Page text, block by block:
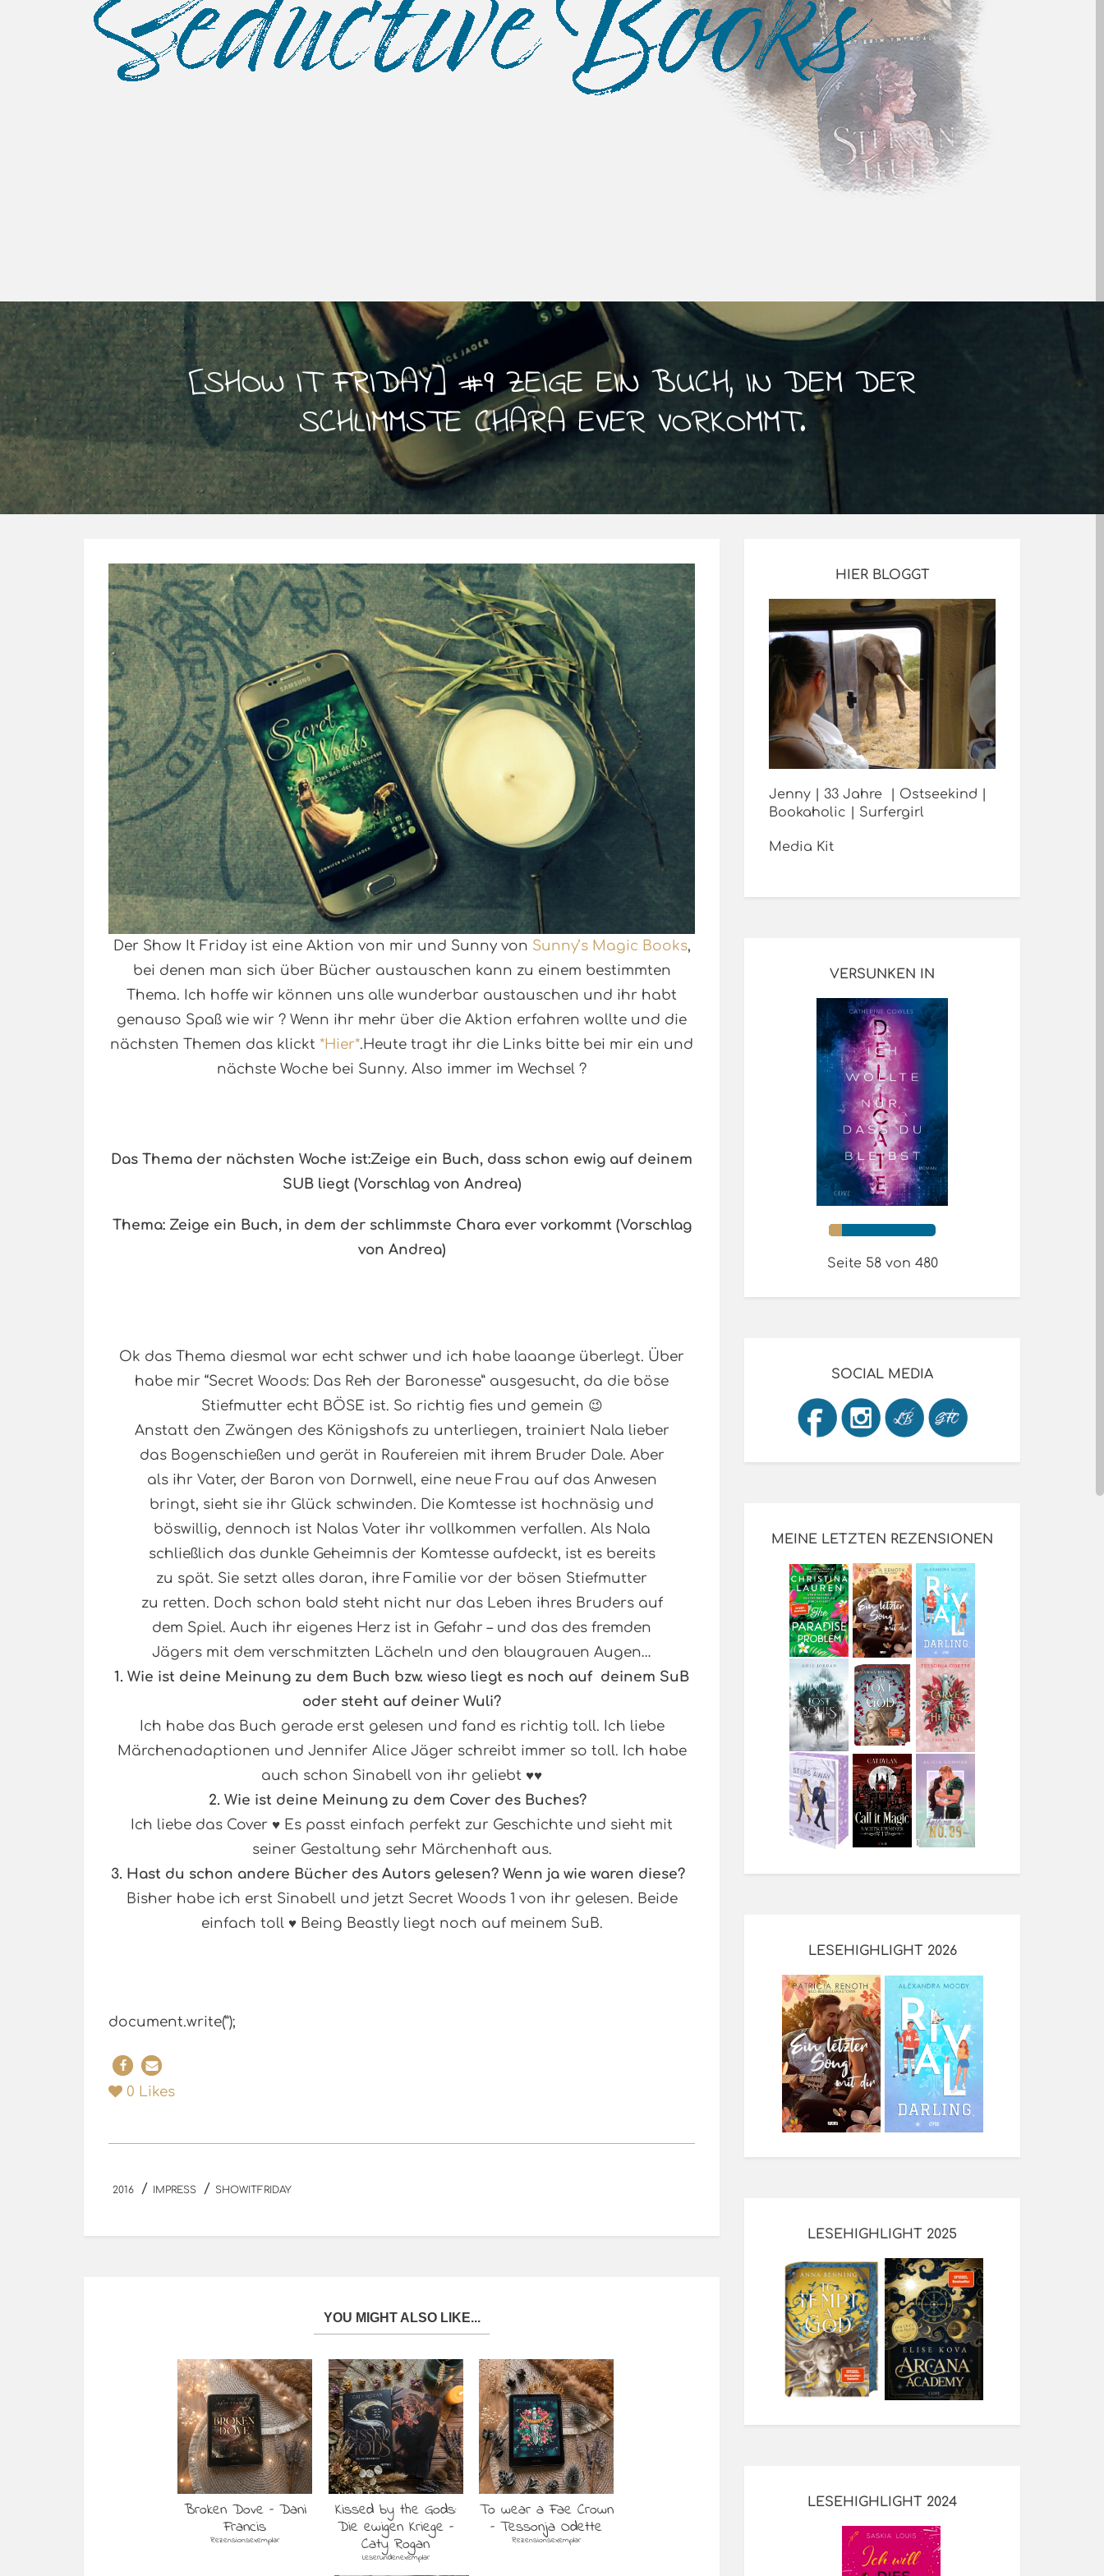
[SHOW IT FRIDAY] #9 ZEIGE EIN BUCH, IN DEM DER
SCHLIMMSTE CHARA EVER VORKOMMT.
Der Show It Friday ist eine Aktion von mir und Sunny von Sunny’s Magic Books,
bei denen man sich über Bücher austauschen kann zu einem bestimmten
Thema. Ich hoffe wir können uns alle wunderbar austauschen und ihr habt
genauso Spaß wie wir ? Wenn ihr mehr über die Aktion erfahren wollte und die
nächsten Themen das klickt *Hier*.Heute tragt ihr die Links bitte bei mir ein und
nächste Woche bei Sunny. Also immer im Wechsel ?
Das Thema der nächsten Woche ist:Zeige ein Buch, dass schon ewig auf deinem
SUB liegt (Vorschlag von Andrea)
Thema: Zeige ein Buch, in dem der schlimmste Chara ever vorkommt (Vorschlag
von Andrea)
Ok das Thema diesmal war echt schwer und ich habe laaange überlegt. Über
habe mir “Secret Woods: Das Reh der Baronesse” ausgesucht, da die böse
Stiefmutter echt BÖSE ist. So richtig fies und gemein 😉
Anstatt den Zwängen des Königshofs zu unterliegen, trainiert Nala lieber
das Bogenschießen und gerät in Raufereien mit ihrem Bruder Dale. Aber
als ihr Vater, der Baron von Dornwell, eine neue Frau auf das Anwesen
bringt, sieht sie ihr Glück schwinden. Die Komtesse ist hochnäsig und
böswillig, dennoch ist Nalas Vater ihr vollkommen verfallen. Als Nala
schließlich das dunkle Geheimnis der Komtesse aufdeckt, ist es bereits
zu spät. Sie setzt alles daran, ihre Familie vor der bösen Stiefmutter
zu retten. Doch schon bald steht nicht nur das Leben ihres Bruders auf
dem Spiel. Auch ihr eigenes Herz ist in Gefahr – und das des fremden
Jägers mit dem verschmitzten Lächeln und den blaugrauen Augen…
1. Wie ist deine Meinung zu dem Buch bzw. wieso liegt es noch auf deinem SuB
oder steht auf deiner Wuli?
Ich habe das Buch gerade erst gelesen und fand es richtig toll. Ich liebe
Märchenadaptionen und Jennifer Alice Jäger schreibt immer so toll. Ich habe
auch schon Sinabell von ihr geliebt ♥♥
2. Wie ist deine Meinung zu dem Cover des Buches?
Ich liebe das Cover ♥ Es passt einfach perfekt zur Geschichte und sieht mit
seiner Gestaltung sehr Märchenhaft aus.
3. Hast du schon andere Bücher des Autors gelesen? Wenn ja wie waren diese?
Bisher habe ich erst Sinabell und jetzt Secret Woods 1 von ihr gelesen. Beide
einfach toll ♥ Being Beastly liegt noch auf meinem SuB.
document.write(”);
0 Likes
2016 / IMPRESS / SHOWITFRIDAY
YOU MIGHT ALSO LIKE...
Broken Dove – Dani
Francis
Rezensionsexemplar
Kissed by the Gods:
Die ewigen Kriege –
Caty Rogan
Leserundenexemplar
To wear a Fae Crown
– Tessonja Odette
Rezensionsexemplar
HIER BLOGGT
Jenny | 33 Jahre | Ostseekind |
Bookaholic | Surfergirl
Media Kit
VERSUNKEN IN
Seite 58 von 480
SOCIAL MEDIA
MEINE LETZTEN REZENSIONEN
LESEHIGHLIGHT 2026
LESEHIGHLIGHT 2025
LESEHIGHLIGHT 2024